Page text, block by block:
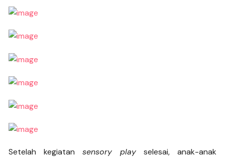
Setelah kegiatansensory playselesai, anak-anak